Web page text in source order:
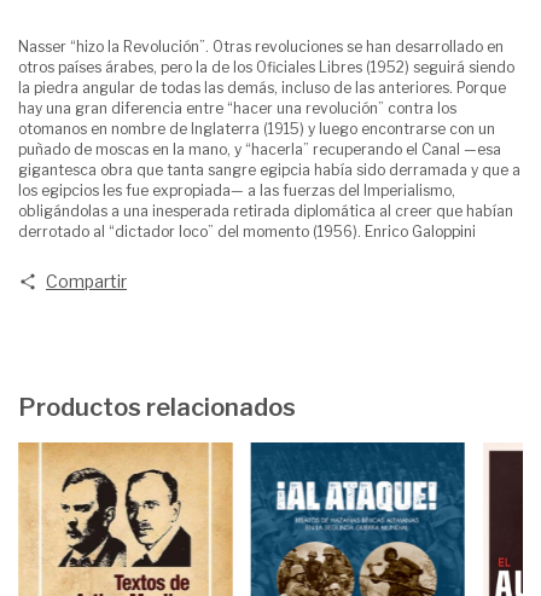
Nasser “hizo la Revolución”. Otras revoluciones se han desarrollado en
otros países árabes, pero la de los Oficiales Libres (1952) seguirá siendo
la piedra angular de todas las demás, incluso de las anteriores. Porque
hay una gran diferencia entre “hacer una revolución” contra los
otomanos en nombre de Inglaterra (1915) y luego encontrarse con un
puñado de moscas en la mano, y “hacerla” recuperando el Canal —esa
gigantesca obra que tanta sangre egipcia había sido derramada y que a
los egipcios les fue expropiada— a las fuerzas del Imperialismo,
obligándolas a una inesperada retirada diplomática al creer que habían
derrotado al “dictador loco” del momento (1956). Enrico Galoppini
Compartir
Productos relacionados